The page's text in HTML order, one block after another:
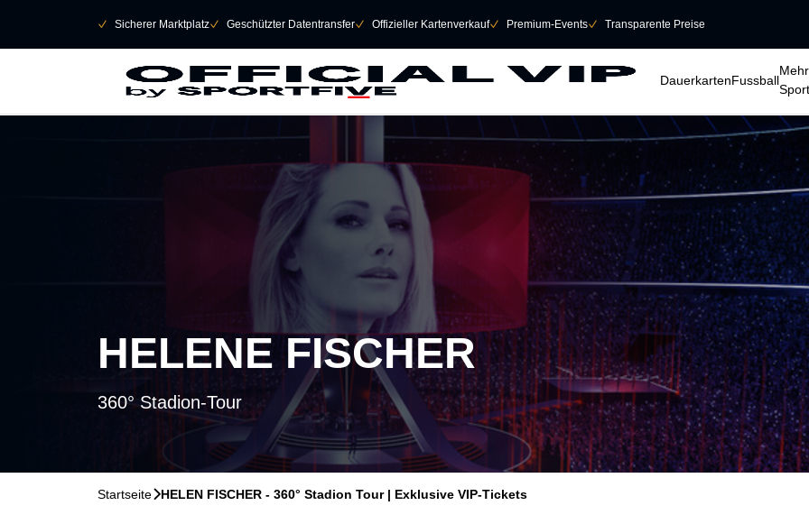
􀆅 Sicherer Marktplatz􀆅 Geschützter Datentransfer􀆅 Offizieller Kartenverkauf􀆅 Premium-Events􀆅 Transparente Preise
DauerkartenFussball
Mehr
Sport
HELENE FISCHER
360° Stadion-Tour
Startseite􀆊HELEN FISCHER - 360° Stadion Tour | Exklusive VIP-Tickets